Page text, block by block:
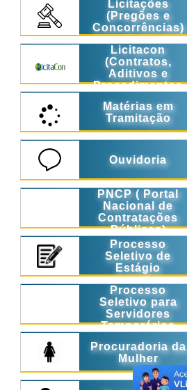
Licitações
(Pregões e
Concorrências)
Licitacon
(Contratos,
Aditivos e
Procedimentos
Matérias em
Tramitação
Ouvidoria
PNCP ( Portal
Nacional de
Contratações
Públicas)
Processo
Seletivo de
Estágio
Processo
Seletivo para
Servidores
Temporários
Procuradoria da
Mulher